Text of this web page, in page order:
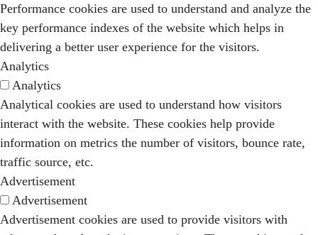
Performance cookies are used to understand and analyze the
key performance indexes of the website which helps in
delivering a better user experience for the visitors.
Analytics
Analytics
Analytical cookies are used to understand how visitors
interact with the website. These cookies help provide
information on metrics the number of visitors, bounce rate,
traffic source, etc.
Advertisement
Advertisement
Advertisement cookies are used to provide visitors with